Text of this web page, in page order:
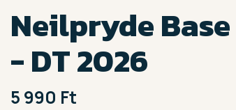
Neilpryde
- DT 2026
5 990 Ft